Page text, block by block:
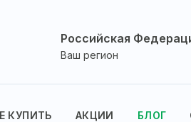
Российская
Ваш регион
КУПИТЬ АКЦИИ БЛОГ